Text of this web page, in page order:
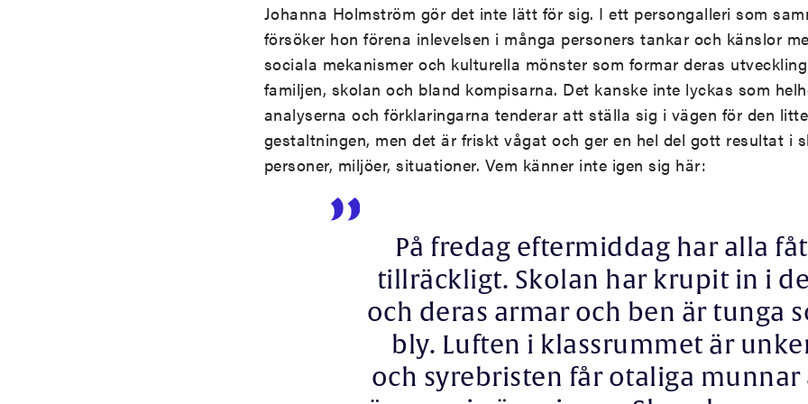
Johanna Holmström gör det inte lätt för sig. I ett persongalleri som
försöker hon förena inlevelsen i många personers tankar och känslor
sociala mekanismer och kulturella mönster som formar deras
familjen, skolan och bland kompisarna. Det kanske inte lyckas som
analyserna och förklaringarna tenderar att ställa sig i vägen för den
gestaltningen, men det är friskt vågat och ger en hel del gott resultat i
personer, miljöer, situationer. Vem känner inte igen sig här:
På fredag eftermiddag har alla
tillräckligt. Skolan har krupit in i
och deras armar och ben är tunga
bly. Luften i klassrummet är
och syrebristen får otaliga munnar